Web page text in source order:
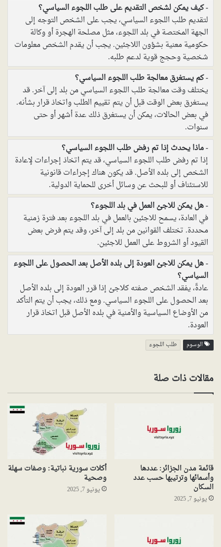
كيف يمكن لشخص التقديم على طلب اللجوء السياسي؟
لتقديم طلب اللجوء السياسي، يجب على الشخص التوجه إلى
الجهة المختصة في بلد اللجوء، مثل مصلحة الهجرة أو وكالة
حكومية معنية بشؤون اللاجئين. يجب أن يقدم الشخص معلومات
شخصية وحجج قوية لدعم طلبه.
كم يستغرق معالجة طلب اللجوء السياسي؟
يختلف وقت معالجة طلب اللجوء السياسي من بلد إلى آخر. قد
يستغرق بعض الوقت قبل أن يتم تقييم الطلب واتخاذ قرار بشأنه.
في بعض الحالات، يمكن أن يستغرق ذلك عدة أشهر أو حتى
سنوات.
ماذا يحدث إذا تم رفض طلب اللجوء السياسي؟
إذا تم رفض طلب اللجوء السياسي، قد يتم اتخاذ إجراءات لإعادة
الشخص إلى بلده الأصل. قد يكون هناك إجراءات قانونية
للاستئناف أو للبحث عن وسائل أخرى للحماية الدولية.
هل يمكن للاجئ العمل في بلد اللجوء؟
في العادة، يسمح للاجئين بالعمل في بلد اللجوء بعد فترة زمنية
محددة. تختلف القوانين من بلد إلى آخر، وقد يتم فرض بعض
القيود أو الشروط على العمل للاجئين.
هل يمكن للاجئ العودة إلى بلده الأصل بعد الحصول على اللجوء
السياسي؟
عادةً، يفقد الشخص صفته كلاجئ إذا قرر العودة إلى بلده الأصل
بعد الحصول على اللجوء السياسي. ومع ذلك، يجب أن يتم التأكد
من الأوضاع السياسية والأمنية في بلده الأصل قبل اتخاذ قرار
العودة.
الوسوم طلب اللجوء
مقالات ذات صلة
قائمة مدن الجزائر: عددها
وأسمائها وترتيبها حسب عدد
السكان
يونيو 7, 2025
أكلات سورية نباتية: وصفات سهلة
وصحية
يونيو 7, 2025